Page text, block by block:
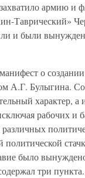
армию и
Таврический»
и были
о
А.Г. Булыгина.
характер, а
рабочих и
различных
политической
было
три